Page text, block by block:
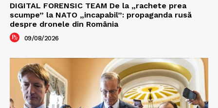
DIGITAL FORENSIC TEAM De la „rachete prea
scumpe” la NATO „incapabil”: propaganda rusă
despre dronele din România
09/08/2026